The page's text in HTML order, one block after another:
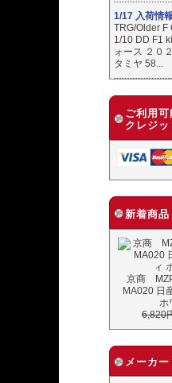
1/17 入荷情報
TRG/Older F
1/10 DD F1
ォース ２０
タミヤ 58...
ご利用可
クレジッ
新着商
京商
MA020 日
ホ
6,820
メーカー